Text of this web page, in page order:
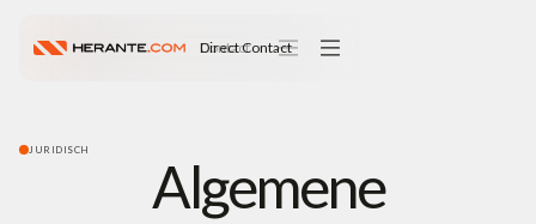
Contact
Direct Contact
JURIDISCH
Algemene